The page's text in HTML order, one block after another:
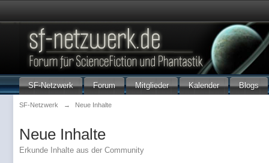
SF-Netzwerk Forum Mitglieder Kalender Blogs
SF-Netzwerk → Neue Inhalte
Neue Inhalte
Erkunde Inhalte aus der Community